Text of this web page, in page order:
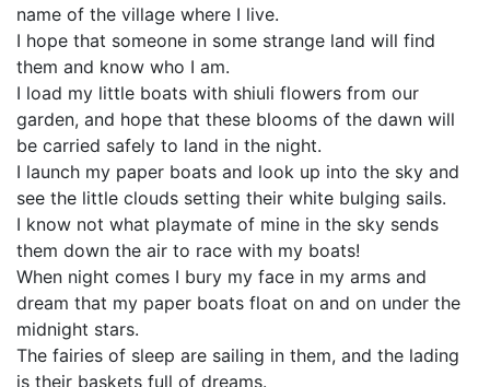
name of the village where I live.
I hope that someone in some strange land will find
them and know who I am.
I load my little boats with shiuli flowers from our
garden, and hope that these blooms of the dawn will
be carried safely to land in the night.
I launch my paper boats and look up into the sky and
see the little clouds setting their white bulging sails.
I know not what playmate of mine in the sky sends
them down the air to race with my boats!
When night comes I bury my face in my arms and
dream that my paper boats float on and on under the
midnight stars.
The fairies of sleep are sailing in them, and the lading
is their baskets full of dreams.